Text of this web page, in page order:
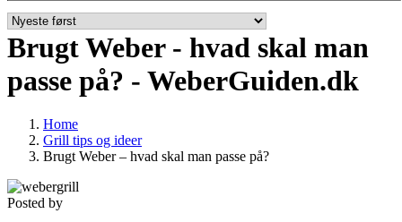
Brugt Weber - hvad skal man
passe på? - WeberGuiden.dk
Home
Grill tips og ideer
Brugt Weber – hvad skal man passe på?
Posted by